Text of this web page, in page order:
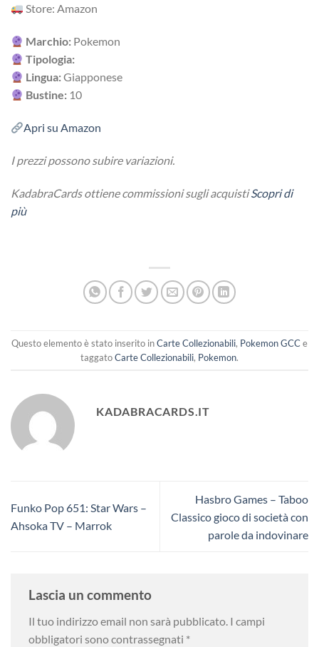
Store: Amazon
Marchio: Pokemon
Tipologia:
Lingua:Giapponese
Bustine: 10
Apri su Amazon
I prezzi possono subire variazioni.
KadabraCards ottiene commissioni sugli acquistiScopri di
più
Questo elemento è stato inserito inCarte Collezionabili, Pokemon GCCe
taggatoCarte Collezionabili, Pokemon.
KADABRACARDS.IT
Funko Pop 651: Star Wars –
Ahsoka TV – Marrok
Hasbro Games – Taboo
Classico gioco di società con
parole da indovinare
Lascia un commento
Il tuo indirizzo email non sarà pubblicato. I campi
obbligatori sono contrassegnati *